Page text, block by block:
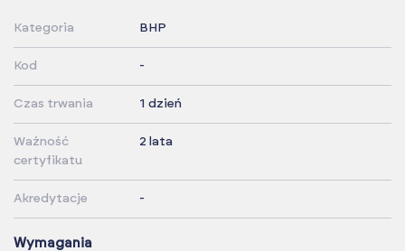
Kategoria BHP
Kod -
Czas trwania 1 dzień
Ważność
certyfikatu
2 lata
Akredytacje -
Wymagania